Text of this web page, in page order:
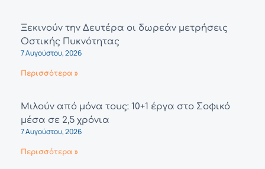
Ξεκινούν την Δευτέρα οι δωρεάν μετρήσεις
Οστικής Πυκνότητας
7 Αυγούστου, 2026
Περισσότερα »
Μιλούν από μόνα τους: 10+1 έργα στο Σοφικό
μέσα σε 2,5 χρόνια
7 Αυγούστου, 2026
Περισσότερα »